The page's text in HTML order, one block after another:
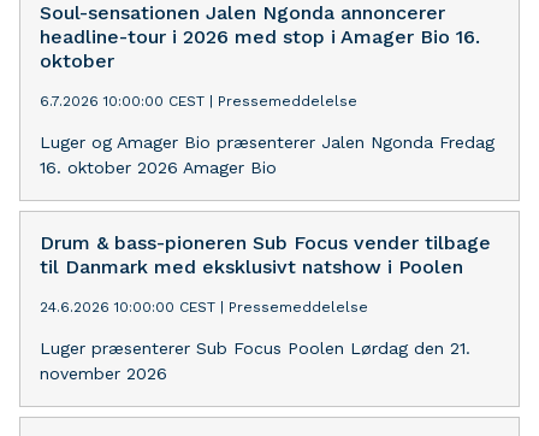
Soul-sensationen Jalen Ngonda annoncerer
headline-tour i 2026 med stop i Amager Bio 16.
oktober
6.7.2026 10:00:00 CEST Pressemeddelelse
Luger og Amager Bio præsenterer Jalen Ngonda Fredag
16. oktober 2026 Amager Bio
Drum & bass-pioneren Sub Focus vender tilbage
til Danmark med eksklusivt natshow i Poolen
24.6.2026 10:00:00 CEST Pressemeddelelse
Luger præsenterer Sub Focus Poolen Lørdag den 21.
november 2026